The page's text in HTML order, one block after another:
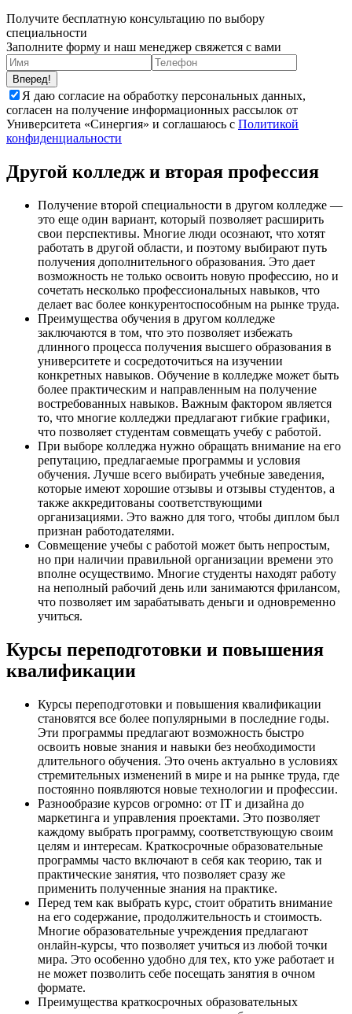
Получите бесплатную консультацию по выбору
специальности
Заполните форму и наш менеджер свяжется с вами
Вперед!
Я даю согласие на обработку персональных данных,
согласен на получение информационных рассылок от
Университета «Синергия» и соглашаюсь c Политикой
конфиденциальности
Другой колледж и вторая профессия
Получение второй специальности в другом колледже —
это еще один вариант, который позволяет расширить
свои перспективы. Многие люди осознают, что хотят
работать в другой области, и поэтому выбирают путь
получения дополнительного образования. Это дает
возможность не только освоить новую профессию, но и
сочетать несколько профессиональных навыков, что
делает вас более конкурентоспособным на рынке труда.
Преимущества обучения в другом колледже
заключаются в том, что это позволяет избежать
длинного процесса получения высшего образования в
университете и сосредоточиться на изучении
конкретных навыков. Обучение в колледже может быть
более практическим и направленным на получение
востребованных навыков. Важным фактором является
то, что многие колледжи предлагают гибкие графики,
что позволяет студентам совмещать учебу с работой.
При выборе колледжа нужно обращать внимание на его
репутацию, предлагаемые программы и условия
обучения. Лучше всего выбирать учебные заведения,
которые имеют хорошие отзывы и отзывы студентов, а
также аккредитованы соответствующими
организациями. Это важно для того, чтобы диплом был
признан работодателями.
Совмещение учебы с работой может быть непростым,
но при наличии правильной организации времени это
вполне осуществимо. Многие студенты находят работу
на неполный рабочий день или занимаются фрилансом,
что позволяет им зарабатывать деньги и одновременно
учиться.
Курсы переподготовки и повышения
квалификации
Курсы переподготовки и повышения квалификации
становятся все более популярными в последние годы.
Эти программы предлагают возможность быстро
освоить новые знания и навыки без необходимости
длительного обучения. Это очень актуально в условиях
стремительных изменений в мире и на рынке труда, где
постоянно появляются новые технологии и профессии.
Разнообразие курсов огромно: от IT и дизайна до
маркетинга и управления проектами. Это позволяет
каждому выбрать программу, соответствующую своим
целям и интересам. Краткосрочные образовательные
программы часто включают в себя как теорию, так и
практические занятия, что позволяет сразу же
применить полученные знания на практике.
Перед тем как выбрать курс, стоит обратить внимание
на его содержание, продолжительность и стоимость.
Многие образовательные учреждения предлагают
онлайн-курсы, что позволяет учиться из любой точки
мира. Это особенно удобно для тех, кто уже работает и
не может позволить себе посещать занятия в очном
формате.
Преимущества краткосрочных образовательных